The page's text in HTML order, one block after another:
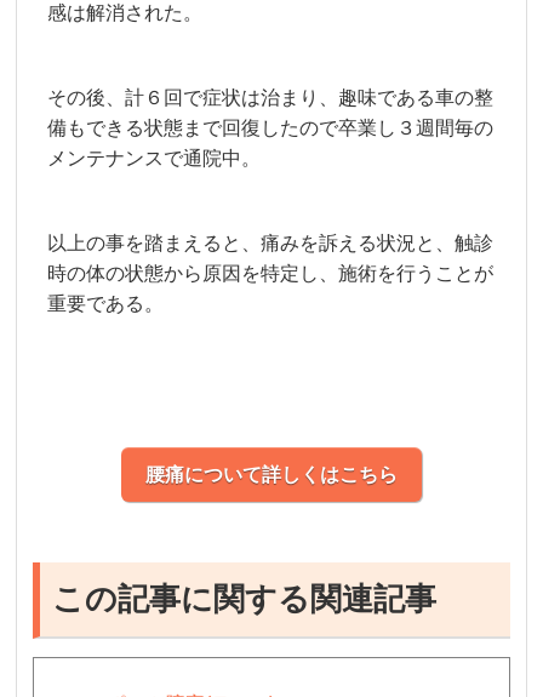
感は解消された。
その後、計６回で症状は治まり、趣味である車の整
備もできる状態まで回復したので卒業し３週間毎の
メンテナンスで通院中。
以上の事を踏まえると、痛みを訴える状況と、触診
時の体の状態から原因を特定し、施術を行うことが
重要である。
腰痛について詳しくはこちら
この記事に関する関連記事